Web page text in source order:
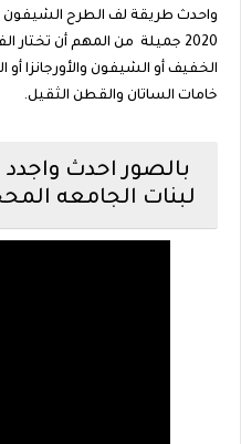
واحدث طريقة لف الطرح الشيفون
2020 جميلة من المهم أن
الخفيف أو الشيفون والأورجانزا
خامات الساتان والقطن الثقيل.
بالصور احدث
لبنات الجامعه